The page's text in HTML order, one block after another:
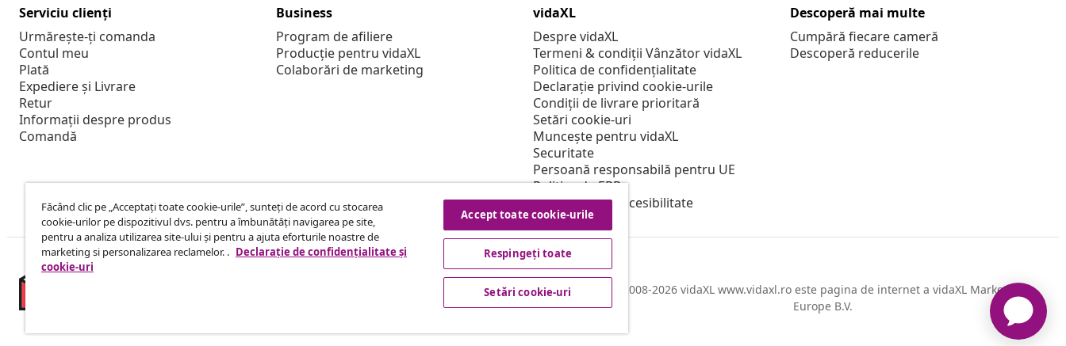
Serviciu clienți
Urmărește-ți comanda
Contul meu
Plată
Expediere și Livrare
Retur
Informații despre produs
Comandă
Business
Program de afiliere
Producție pentru vidaXL
Colaborări de marketing
vidaXL
Despre vidaXL
Termeni & condiții Vânzător vidaXL
Politica de confidențialitate
Declarație privind cookie-urile
Condiții de livrare prioritară
Setări cookie-uri
Muncește pentru vidaXL
Securitate
Persoană responsabilă pentru UE
Politica de EPR
Declarație de accesibilitate
Descoperă mai multe
Cumpără fiecare cameră
Descoperă reducerile
© 2008-2026 vidaXL www.vidaxl.ro este pagina de internet a vidaXL Marketplace
Europe B.V.
Făcând clic pe „Acceptați toate cookie-urile”, sunteți de acord cu stocarea
cookie-urilor pe dispozitivul dvs. pentru a îmbunătăți navigarea pe site,
pentru a analiza utilizarea site-ului și pentru a ajuta eforturile noastre de
marketing si personalizarea reclamelor. . Declarație de confidențialitate și
cookie-uri
Accept toate cookie-urile
Respingeți toate
Setări cookie-uri